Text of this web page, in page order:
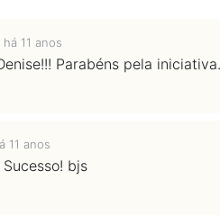
há 11 anos
Parabéns pela
11 anos
bjs